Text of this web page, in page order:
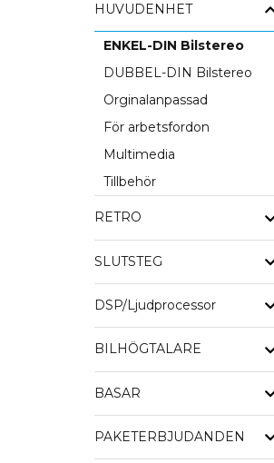
HUVUDENHET
ENKEL-DIN Bilstereo
DUBBEL-DIN Bilstereo
Orginalanpassad
För arbetsfordon
Multimedia
Tillbehör
RETRO
SLUTSTEG
DSP/Ljudprocessor
BILHÖGTALARE
BASAR
PAKETERBJUDANDEN